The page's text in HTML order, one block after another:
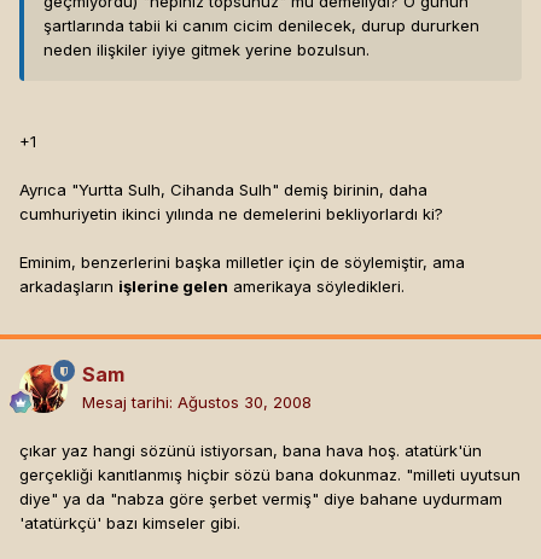
şartlarında tabii ki canım cicim denilecek, durup dururken
neden ilişkiler iyiye gitmek yerine bozulsun.
+1
Ayrıca "Yurtta Sulh, Cihanda Sulh" demiş birinin, daha
cumhuriyetin ikinci yılında ne demelerini bekliyorlardı ki?
Eminim, benzerlerini başka milletler için de söylemiştir, ama
arkadaşların işlerine gelen amerikaya söyledikleri.
Sam
Mesaj tarihi: Ağustos 30, 2008
çıkar yaz hangi sözünü istiyorsan, bana hava hoş. atatürk'ün
gerçekliği kanıtlanmış hiçbir sözü bana dokunmaz. "milleti uyutsun
diye" ya da "nabza göre şerbet vermiş" diye bahane uydurmam
'atatürkçü' bazı kimseler gibi.